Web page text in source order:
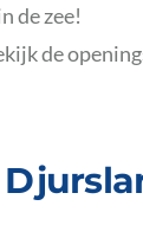
de zee!
de